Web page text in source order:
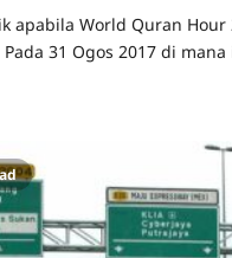
apabila World Quran Hour
31 Ogos 2017 di mana